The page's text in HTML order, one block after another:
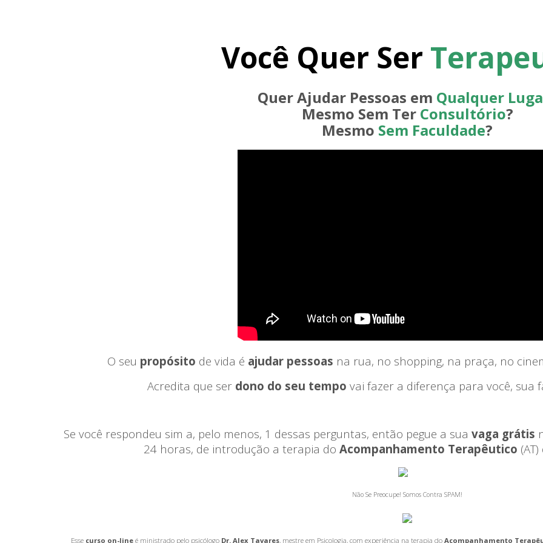
Você Quer Ser
Quer Ajudar Pessoas em Qualquer
Mesmo Sem Ter Consultório?
Mesmo Sem Faculdade?
O seu propósito de vida é ajudar pessoas na rua, no shopping, na praça, no
Acredita que ser dono do seu tempo vai fazer a diferença para você, sua
Se você respondeu sim a, pelo menos, 1 dessas perguntas, então pegue a sua vaga grátis
24 horas, de introdução a terapia do Acompanhamento Terapêutico
Não Se Preocupe! Somos Contra SPAM!
Esse curso on-lineé ministrado pelo psicólogo Dr. Alex Tavares, mestre em Psicologia, com experiência na terapia do Acompanhamento